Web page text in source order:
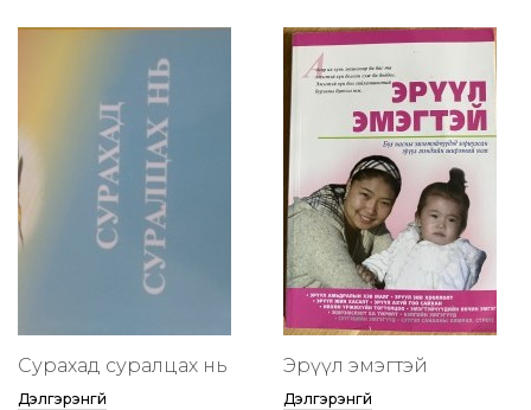
Сурахад суралцах нь
Дэлгэрэнгүй
Эрүүл эмэгтэй
Дэлгэрэнгүй